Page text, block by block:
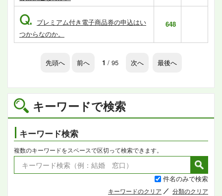
キーワードで検索
キーワード検索
複数のキーワードをスペースで区切って検索できます。
件名のみで検索
キーワードのクリア 分類のクリア
Q. プレミアム付き電子商品券の申込はい
つからなのか。
648
先頭へ 前へ 1 / 95 次へ 最後へ